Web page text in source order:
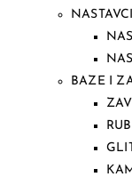
NASTAVCI
BAZE I